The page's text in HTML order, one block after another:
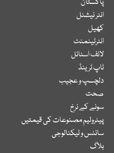
پاکستان
انٹر نیشنل
کھیل
انٹرٹینمنٹ
لائف اسٹائل
ٹاپ ٹرینڈ
دلچسپ و عجیب
صحت
سونے کے نرخ
پیٹرولیم مصنوعات کی قیمتیں
سائنس و ٹیکنالوجی
بلاگ